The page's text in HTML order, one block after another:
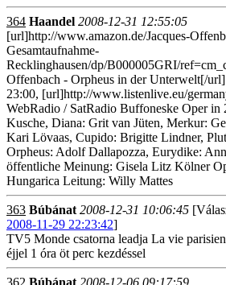
364 Haandel 2008-12-31 12:55:05
[url]http://www.amazon.de/Jacques-
Gesamtaufnahme-
Recklinghausen/dp/B000005GRI/
Offenbach - Orpheus in der Unterwelt[/
23:00, [url]http://www.listenlive.eu/
WebRadio / SatRadio Buffoneske Oper in
Kusche, Diana: Grit van Jüten, Merkur:
Kari Lövaas, Cupido: Brigitte Lindner,
Orpheus: Adolf Dallapozza, Eurydike:
öffentliche Meinung: Gisela Litz Kölner
Hungarica Leitung: Willy Mattes
363 Búbánat 2008-12-31 10:06:45
2008-11-29 22:23:42]
TV5 Monde csatorna leadja La vie
éjjel 1 óra öt perc kezdéssel
362 Búbánat 2008-12-06 09:17:59